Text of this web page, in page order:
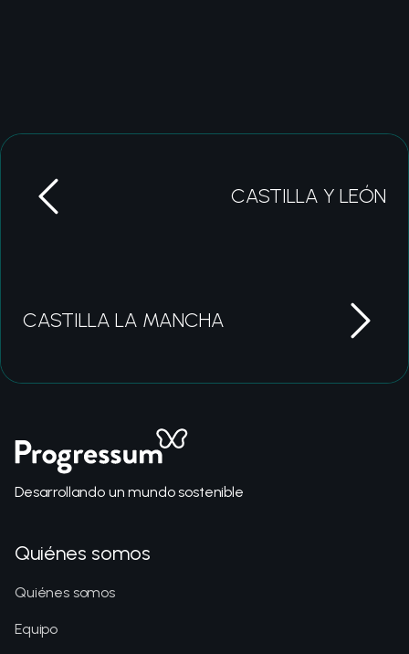
CASTILLA Y LEÓN
CASTILLA LA MANCHA
Desarrollando un mundo sostenible
Quiénes somos
Quiénes somos
Equipo